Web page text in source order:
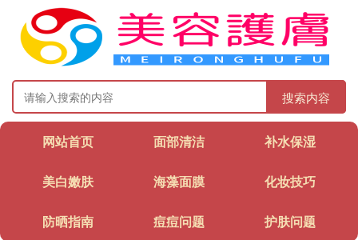
搜索内容
网站首页 面部清洁 补水保湿
美白嫩肤 海藻面膜 化妆技巧
防晒指南 痘痘问题 护肤问题